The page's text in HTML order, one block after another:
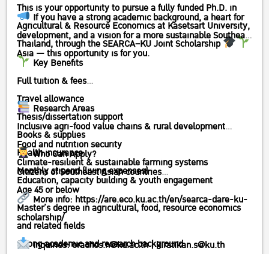
This is your opportunity to pursue a fully funded Ph.D. in
Agricultural & Resource Economics at Kasetsart University,
Thailand, through the SEARCA–KU Joint Scholarship
If you have a strong academic background, a heart for
development, and a vision for a more sustainable Southeast
Asia — this opportunity is for you.
Key Benefits
Full tuition & fees
Travel allowance
Thesis/dissertation support
Books & supplies
Health insurance
Monthly stipend (living expenses)
Research Areas
Inclusive agri-food value chains & rural development
Food and nutrition security
Climate-resilient & sustainable farming systems
Education, capacity building & youth engagement
Who Can Apply?
Citizens of Southeast Asian countries
Age 45 or below
Master’s degree in agricultural, food, resource economics
and related fields
Strong academic and research background
More info: https://are.eco.ku.ac.th/en/searca-dare-ku-
scholarship/
Inquiries: orachos.n@ku.ac.th | kiratikan.s@ku.th